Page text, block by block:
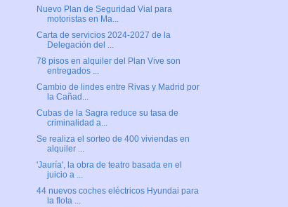
Nuevo Plan de Seguridad Vial para
motoristas en Ma...
Carta de servicios 2024-2027 de la
Delegación del ...
78 pisos en alquiler del Plan Vive son
entregados ...
Cambio de lindes entre Rivas y Madrid por
la Cañad...
Cubas de la Sagra reduce su tasa de
criminalidad a...
Se realiza el sorteo de 400 viviendas en
alquiler ...
'Jauría', la obra de teatro basada en el
juicio a ...
44 nuevos coches eléctricos Hyundai para
la flota ...